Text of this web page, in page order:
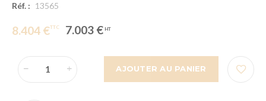
Réf. : 13565
8.404 € 7.003 €
AJOUTER AU PANIER